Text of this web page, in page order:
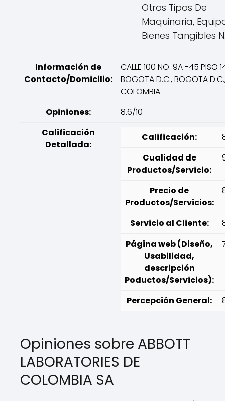
Otros Tipos De
Maquinaria,
Bienes Tangibles
Información de
Contacto/Domicilio:
CALLE 100 NO. 9A -45 PISO
BOGOTA D.C., BOGOTA
COLOMBIA
Opiniones:
8.6/10
Calificación
Detallada:
Calificación:
Cualidad de
Productos/Servicio:
Precio de
Productos/Servicios:
Servicio al Cliente:
Página web (Diseño,
Usabilidad,
descripción
Poductos/Servicios):
Percepción General:
Opiniones sobre ABBOTT
LABORATORIES DE
COLOMBIA SA